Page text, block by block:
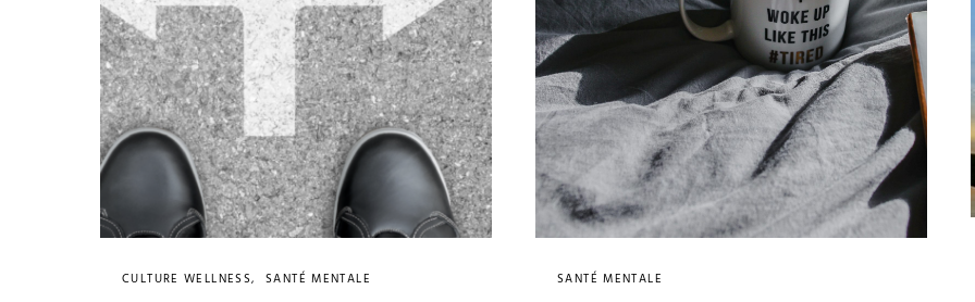
CULTURE WELLNESS SANTÉ MENTALE SANTÉ MENTALE